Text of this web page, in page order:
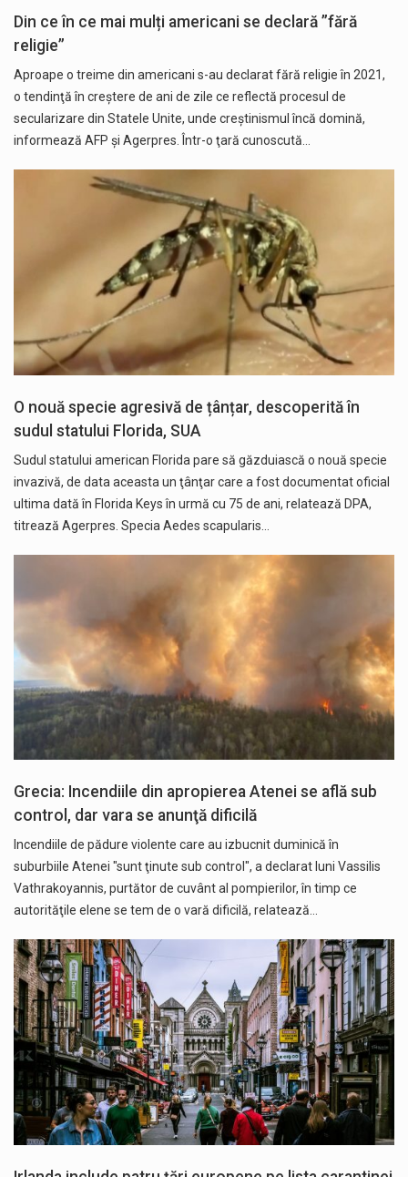
Din ce în ce mai mulți americani se declară ”fără
religie”
Aproape o treime din americani s-au declarat fără religie în 2021,
o tendinţă în creştere de ani de zile ce reflectă procesul de
secularizare din Statele Unite, unde creştinismul încă domină,
informează AFP și Agerpres. Într-o ţară cunoscută…
O nouă specie agresivă de țânțar, descoperită în
sudul statului Florida, SUA
Sudul statului american Florida pare să găzduiască o nouă specie
invazivă, de data aceasta un ţânţar care a fost documentat oficial
ultima dată în Florida Keys în urmă cu 75 de ani, relatează DPA,
titrează Agerpres. Specia Aedes scapularis…
Grecia: Incendiile din apropierea Atenei se află sub
control, dar vara se anunţă dificilă
Incendiile de pădure violente care au izbucnit duminică în
suburbiile Atenei "sunt ţinute sub control", a declarat luni Vassilis
Vathrakoyannis, purtător de cuvânt al pompierilor, în timp ce
autorităţile elene se tem de o vară dificilă, relatează…